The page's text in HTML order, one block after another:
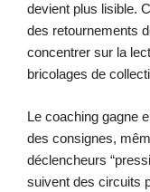
devient plus lisible.
des retournements
concentrer sur la
bricolages de
Le coaching gagne
des consignes,
déclencheurs
suivent des circuits